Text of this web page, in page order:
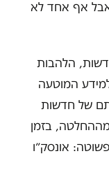
אבל אף אחד לא
החדשות, הלהבות
המוטעה
של חדשות
בזמן
כפשוטה: אונסק״ו